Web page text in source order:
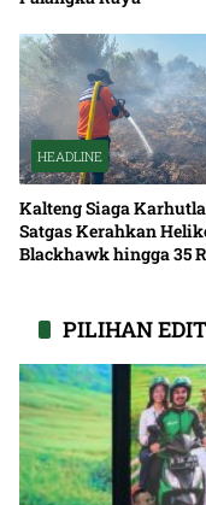
HEADLINE
Kalteng Siaga
Satgas Kerahkan
Blackhawk hingga 35
PILIHAN